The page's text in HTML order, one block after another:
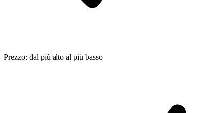
Prezzo: dal più alto al più basso